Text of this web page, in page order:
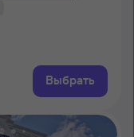
Выбрать